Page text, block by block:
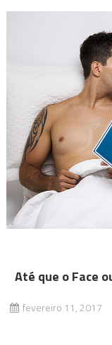
Até que o Face
fevereiro 11, 2017